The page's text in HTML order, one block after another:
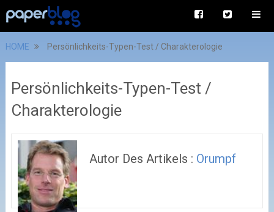
HOME Persönlichkeits-Typen-Test / Charakterologie
Persönlichkeits-Typen-Test /
Charakterologie
Autor Des Artikels : Orumpf